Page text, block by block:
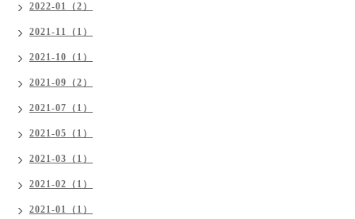
2022-01（2）
2021-11（1）
2021-10（1）
2021-09（2）
2021-07（1）
2021-05（1）
2021-03（1）
2021-02（1）
2021-01（1）